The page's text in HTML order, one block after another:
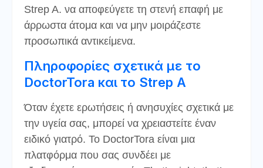
Strep A. να αποφεύγετε τη στενή επαφή με
άρρωστα άτομα και να μην μοιράζεστε
προσωπικά αντικείμενα.
Πληροφορίες σχετικά με το
DoctorTora και το Strep A
Όταν έχετε ερωτήσεις ή ανησυχίες σχετικά με
την υγεία σας, μπορεί να χρειαστείτε έναν
ειδικό γιατρό. Το DoctorTora είναι μια
πλατφόρμα που σας συνδέει με